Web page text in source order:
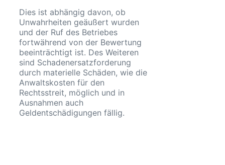
Dies ist abhängig davon, ob
Unwahrheiten geäußert wurden
und der Ruf des Betriebes
fortwährend von der Bewertung
beeinträchtigt ist. Des Weiteren
sind Schadenersatzforderung
durch materielle Schäden, wie die
Anwaltskosten für den
Rechtsstreit, möglich und in
Ausnahmen auch
Geldentschädigungen fällig.